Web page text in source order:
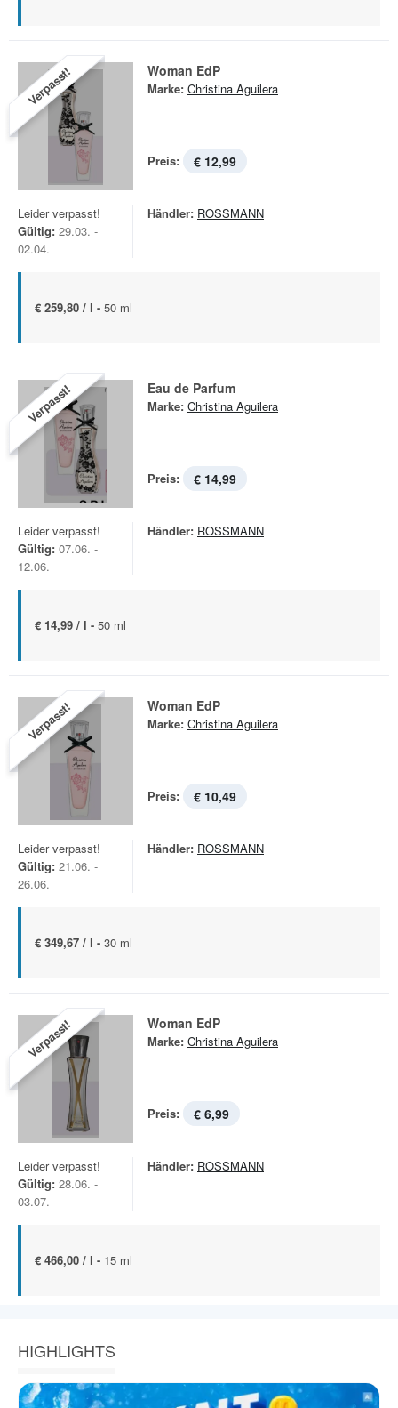
Verpasst! Woman EdP
Marke: Christina Aguilera
Preis: € 12,99
Leider verpasst!
Gültig: 29.03. -
02.04.
Händler: ROSSMANN
€ 259,80 / l - 50 ml
Verpasst! Eau de Parfum
Marke: Christina Aguilera
Preis: € 14,99
Leider verpasst!
Gültig: 07.06. -
12.06.
Händler: ROSSMANN
€ 14,99 / l - 50 ml
Verpasst! Woman EdP
Marke: Christina Aguilera
Preis: € 10,49
Leider verpasst!
Gültig: 21.06. -
26.06.
Händler: ROSSMANN
€ 349,67 / l - 30 ml
Verpasst! Woman EdP
Marke: Christina Aguilera
Preis: € 6,99
Leider verpasst!
Gültig: 28.06. -
03.07.
Händler: ROSSMANN
€ 466,00 / l - 15 ml
HIGHLIGHTS